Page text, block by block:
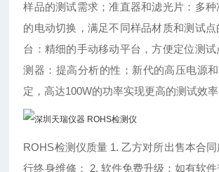
样品的测试需求；准直器和滤光片：多
的电动切换，满足不同样品材质和测试
台：精细的手动移动平台，方便定位测
测器：提高分析的性；新代的高压电源
定，高达100W的功率实现更高的测试效率
ROHS检测仪质量 1. 乙方对所出售本合
行终身维修； 2. 软件免费升级：如有软